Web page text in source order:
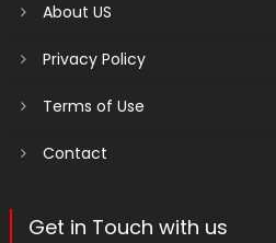
About US
Privacy Policy
Terms of Use
Contact
Get in Touch with us